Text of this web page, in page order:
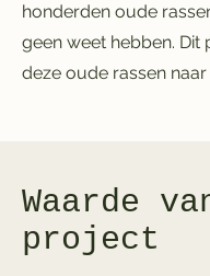
honderden oude
geen weet hebben.
deze oude rassen
Waarde
project